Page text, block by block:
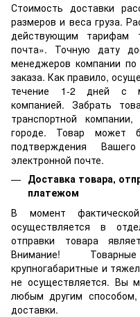
Стоимость доставки
размеров и веса груза.
действующим тарифам
почта». Точную дату
менеджеров компании
заказа. Как правило,
течение 1-2 дней с
компанией. Забрать
транспортной
городе. Товар может
подтверждения
электронной почте.
Доставка товара,
платежом
В момент
осуществляется в
отправки товара
Внимание!
крупногабаритные и
не осуществляется. Вы
любым другим
доставки.